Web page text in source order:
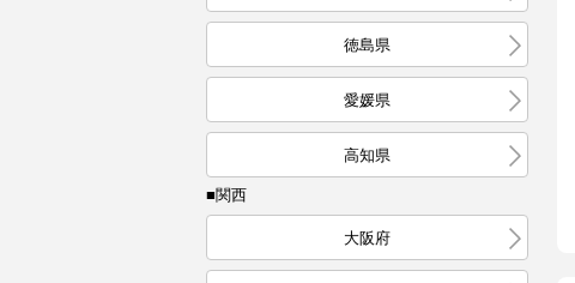
徳島県
愛媛県
高知県
■関西
大阪府